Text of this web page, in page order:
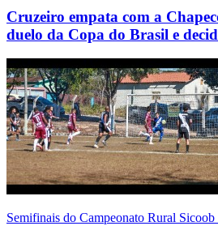
Cruzeiro empata com a
duelo da Copa do Brasil e
Semifinais do Campeonato Rural Sicoob